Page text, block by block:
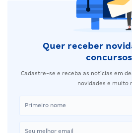
Quer receber
Cadastre-se e receba as notícias em
novidades e muito